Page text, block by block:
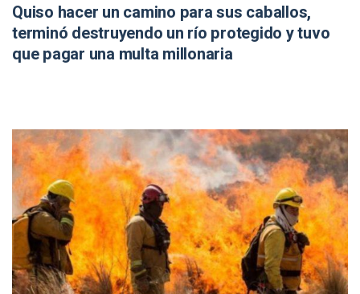
Quiso hacer un camino para sus caballos,
terminó destruyendo un río protegido y tuvo
que pagar una multa millonaria